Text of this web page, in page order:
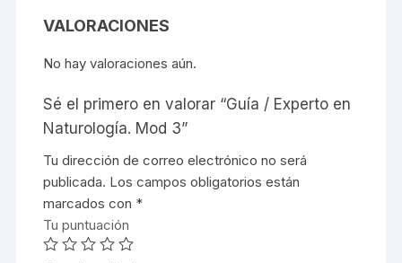
VALORACIONES
No hay valoraciones aún.
Sé el primero en valorar “Guía / Experto en
Naturología. Mod 3”
Tu dirección de correo electrónico no será
publicada. Los campos obligatorios están
marcados con *
Tu puntuación